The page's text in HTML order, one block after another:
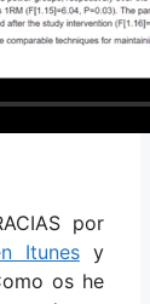
por
Itunesy
os he